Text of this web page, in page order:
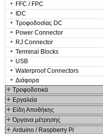
FFC / FPC
IDC
Τροφοδοσίας DC
Power Connector
RJ Connector
Terminal Blocks
USB
Waterproof Connectors
Διάφορα
Τροφοδοτικά
Εργαλεία
Είδη Αποθήκης
Όργανα μέτρησης
Arduino / Raspberry Pi